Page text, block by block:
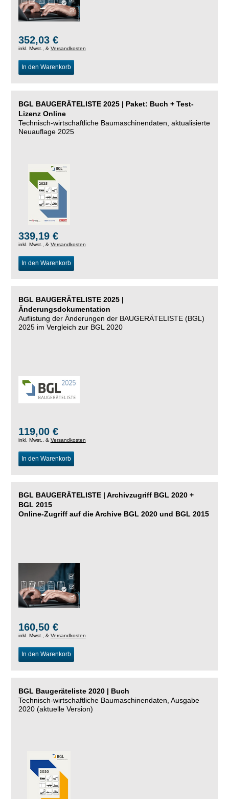
352,03 €
inkl. Mwst., & Versandkosten
In den Warenkorb
BGL BAUGERÄTELISTE 2025 | Paket: Buch + Test-
Lizenz Online
Technisch-wirtschaftliche Baumaschinendaten, aktualisierte
Neuauflage 2025
339,19 €
inkl. Mwst., & Versandkosten
In den Warenkorb
BGL BAUGERÄTELISTE 2025 |
Änderungsdokumentation
Auflistung der Änderungen der BAUGERÄTELISTE (BGL)
2025 im Vergleich zur BGL 2020
119,00 €
inkl. Mwst., & Versandkosten
In den Warenkorb
BGL BAUGERÄTELISTE | Archivzugriff BGL 2020 +
BGL 2015
Online-Zugriff auf die Archive BGL 2020 und BGL 2015
160,50 €
inkl. Mwst., & Versandkosten
In den Warenkorb
BGL Baugeräteliste 2020 | Buch
Technisch-wirtschaftliche Baumaschinendaten, Ausgabe
2020 (aktuelle Version)